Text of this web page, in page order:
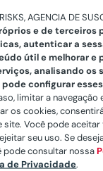
AGENCIA DE
e de terceiros
autenticar a
útil e melhorar e
analisando os
pode configurar
limitar a navegação
os cookies,
site. Você pode
seu uso. Se
pode consultar nossa
de Privacidade.